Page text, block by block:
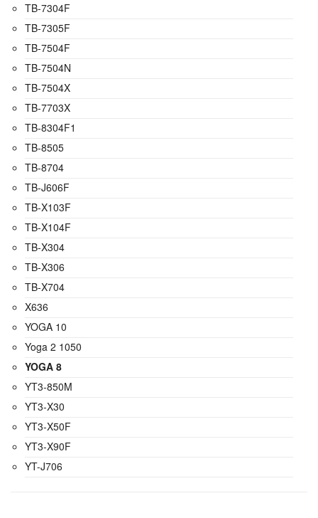
TB-7304F
TB-7305F
TB-7504F
TB-7504N
TB-7504X
TB-7703X
TB-8304F1
TB-8505
TB-8704
TB-J606F
TB-X103F
TB-X104F
TB-X304
TB-X306
TB-X704
X636
YOGA 10
Yoga 2 1050
YOGA 8
YT3-850M
YT3-X30
YT3-X50F
YT3-X90F
YT-J706